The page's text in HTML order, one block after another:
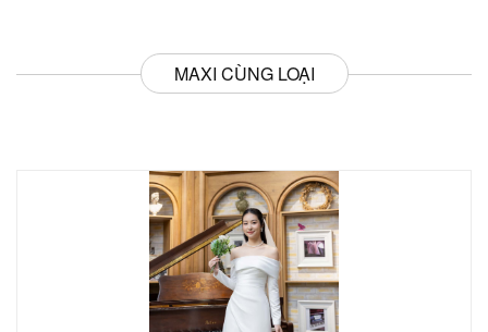
MAXI CÙNG LOẠI